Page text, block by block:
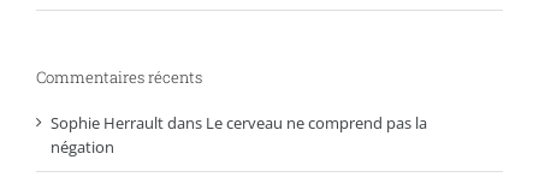
Commentaires récents
Sophie Herraultdans Le cerveau ne comprend pas la
négation